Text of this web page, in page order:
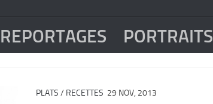
REPORTAGES PORTRAITS
PLATS / RECETTES 29 NOV, 2013